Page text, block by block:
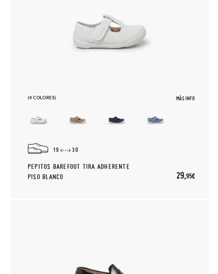
(4 COLORES) MÁS INFO
19 30
PEPITOS BAREFOOT TIRA ADHERENTE
PISO BLANCO
29,95€